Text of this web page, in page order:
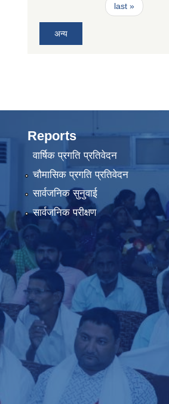
last »
अन्य
Reports
वार्षिक प्रगति प्रतिवेदन
चौमासिक प्रगति प्रतिवेदन
सार्वजनिक सुनुवाई
सार्वजनिक परीक्षण